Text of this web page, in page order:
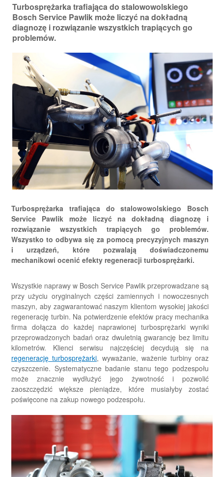
Turbosprężarka trafiająca do stalowowolskiego
Bosch Service Pawlik może liczyć na dokładną
diagnozę i rozwiązanie wszystkich trapiących go
problemów.
Turbosprężarka trafiająca do stalowowolskiego Bosch
Service Pawlik może liczyć na dokładną diagnozę i
rozwiązanie wszystkich trapiących go problemów.
Wszystko to odbywa się za pomocą precyzyjnych maszyn
i urządzeń, które pozwalają doświadczonemu
mechanikowi ocenić efekty regeneracji turbosprężarki.
Wszystkie naprawy w Bosch Service Pawlik przeprowadzane są
przy użyciu oryginalnych części zamiennych i nowoczesnych
maszyn, aby zagwarantować naszym klientom wysokiej jakości
regenerację turbin. Na potwierdzenie efektów pracy mechanika
firma dołącza do każdej naprawionej turbosprężarki wyniki
przeprowadzonych badań oraz dwuletnią gwarancję bez limitu
kilometrów. Klienci serwisu najczęściej decydują się na
regenerację turbosprężarki, wyważanie, ważenie turbiny oraz
czyszczenie. Systematyczne badanie stanu tego podzespołu
może znacznie wydłużyć jego żywotność i pozwolić
zaoszczędzić większe pieniądze, które musiałyby zostać
poświęcone na zakup nowego podzespołu.